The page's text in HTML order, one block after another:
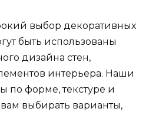
выбор декоративных
быть использованы
дизайна стен,
интерьера. Наши
по форме, текстуре и
вам выбирать варианты,